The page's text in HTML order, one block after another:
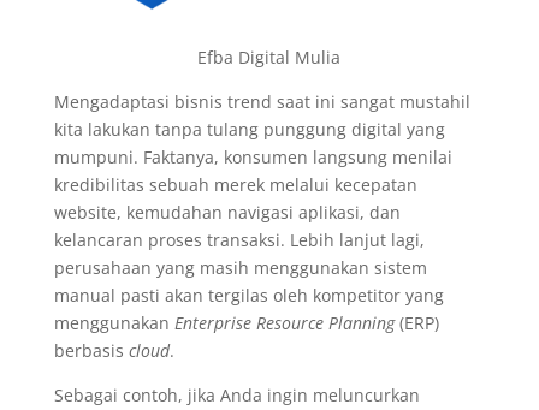
Efba Digital Mulia
Mengadaptasi bisnis trend saat ini sangat mustahil
kita lakukan tanpa tulang punggung digital yang
mumpuni. Faktanya, konsumen langsung menilai
kredibilitas sebuah merek melalui kecepatan
website, kemudahan navigasi aplikasi, dan
kelancaran proses transaksi. Lebih lanjut lagi,
perusahaan yang masih menggunakan sistem
manual pasti akan tergilas oleh kompetitor yang
menggunakan Enterprise Resource Planning(ERP)
berbasis cloud.
Sebagai contoh, jika Anda ingin meluncurkan